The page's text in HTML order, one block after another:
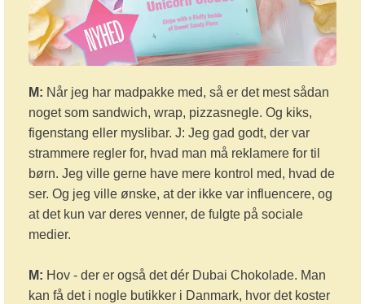
M: Når jeg har madpakke med, så er det mest sådan
noget som sandwich, wrap, pizzasnegle. Og kiks,
figenstang eller myslibar. J: Jeg gad godt, der var
strammere regler for, hvad man må reklamere for til
børn. Jeg ville gerne have mere kontrol med, hvad de
ser. Og jeg ville ønske, at der ikke var influencere, og
at det kun var deres venner, de fulgte på sociale
medier.
M: Hov - der er også det dér Dubai Chokolade. Man
kan få det i nogle butikker i Danmark, hvor det koster